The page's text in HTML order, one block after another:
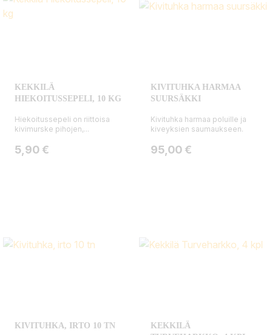
KEKKILÄ
HIEKOITUSSEPELI, 10 KG
Hiekoitussepeli on riittoisa
kivimurske pihojen,...
Hinta
5,90 €
KIVITUHKA HARMAA
SUURSÄKKI
Kivituhka harmaa poluille ja
kiveyksien saumaukseen.
Hinta
95,00 €
KIVITUHKA, IRTO 10 TN
KEKKILÄ